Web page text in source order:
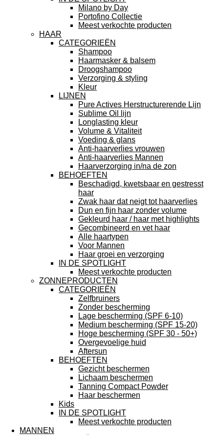
Milano by Day
Portofino Collectie
Meest verkochte producten
HAAR
CATEGORIEËN
Shampoo
Haarmasker & balsem
Droogshampoo
Verzorging & styling
Kleur
LIJNEN
Pure Actives Herstructurerende Lijn
Sublime Oil lijn
Longlasting kleur
Volume & Vitaliteit
Voeding & glans
Anti-haarverlies vrouwen
Anti-haarverlies Mannen
Haarverzorging in/na de zon
BEHOEFTEN
Beschadigd, kwetsbaar en gestresst
haar
Zwak haar dat neigt tot haarverlies
Dun en fijn haar zonder volume
Gekleurd haar / haar met highlights
Gecombineerd en vet haar
Alle haartypen
Voor Mannen
Haar groei en verzorging
IN DE SPOTLIGHT
Meest verkochte producten
ZONNEPRODUCTEN
CATEGORIEËN
Zelfbruiners
Zonder bescherming
Lage bescherming (SPF 6-10)
Medium bescherming (SPF 15-20)
Hoge bescherming (SPF 30 - 50+)
Overgevoelige huid
Aftersun
BEHOEFTEN
Gezicht beschermen
Lichaam beschermen
Tanning Compact Powder
Haar beschermen
Kids
IN DE SPOTLIGHT
Meest verkochte producten
MANNEN